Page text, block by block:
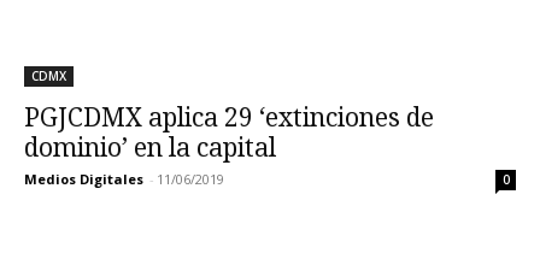
CDMX
PGJCDMX aplica 29 ‘extinciones de
dominio’ en la capital
Medios Digitales - 11/06/2019 0